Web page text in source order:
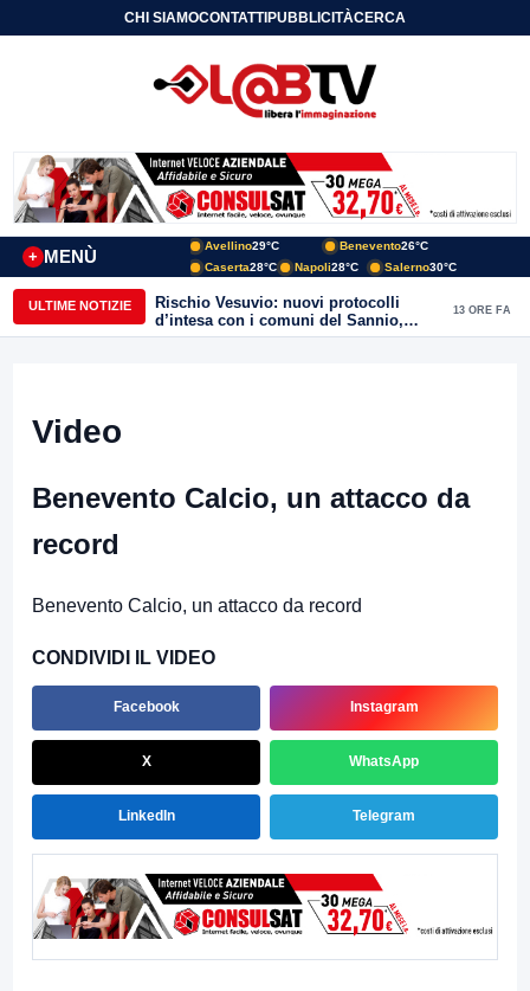
CHI SIAMOCONTATTIPUBBLICITÀCERCA
MENÙ
+
Avellino29°C Benevento26°C
Caserta28°C Napoli28°C Salerno30°C
ULTIME NOTIZIE
Rischio Vesuvio: nuovi protocolli
d’intesa con i comuni del Sannio,
firmato il protocollo con Arpaise
13 ORE FA
Video
Benevento Calcio, un attacco da
record
Benevento Calcio, un attacco da record
CONDIVIDI IL VIDEO
Facebook Instagram
X WhatsApp
LinkedIn Telegram